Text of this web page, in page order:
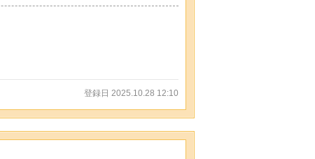
登録日 2025.10.28 12:10